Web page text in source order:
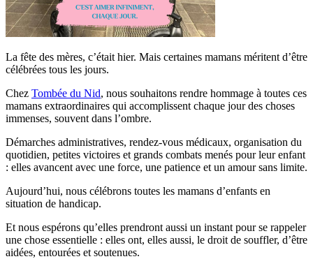
La fête des mères, c’était hier. Mais certaines mamans méritent d’être
célébrées tous les jours.
Chez Tombée du Nid, nous souhaitons rendre hommage à toutes ces
mamans extraordinaires qui accomplissent chaque jour des choses
immenses, souvent dans l’ombre.
Démarches administratives, rendez-vous médicaux, organisation du
quotidien, petites victoires et grands combats menés pour leur enfant
: elles avancent avec une force, une patience et un amour sans limite.
Aujourd’hui, nous célébrons toutes les mamans d’enfants en
situation de handicap.
Et nous espérons qu’elles prendront aussi un instant pour se rappeler
une chose essentielle : elles ont, elles aussi, le droit de souffler, d’être
aidées, entourées et soutenues.